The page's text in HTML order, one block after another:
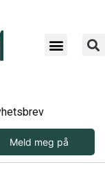
Meld meg på